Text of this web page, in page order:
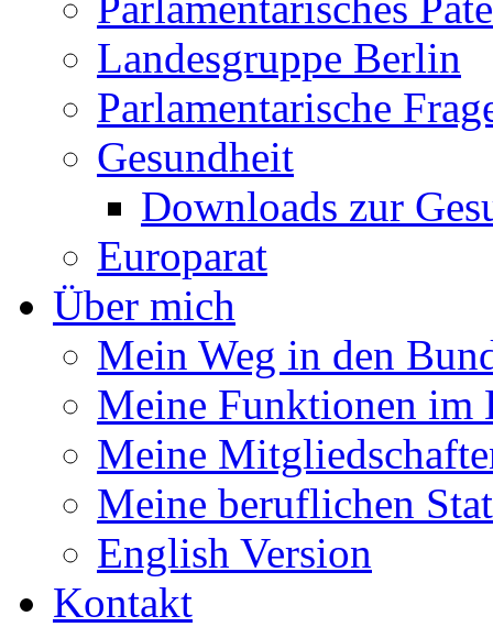
Landesgruppe Berlin
Parlamentarische
Gesundheit
Downloads zur
Europarat
Über mich
Mein Weg in den
Meine Funktionen im
Meine
Meine beruflichen
English Version
Kontakt